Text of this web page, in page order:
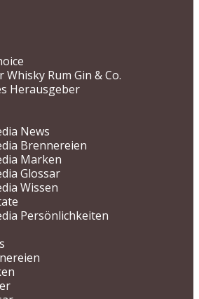
Whisky Rum Gin & Co.
Herausgeber
News
Brennereien
Marken
Glossar
Wissen
Persönlichkeiten